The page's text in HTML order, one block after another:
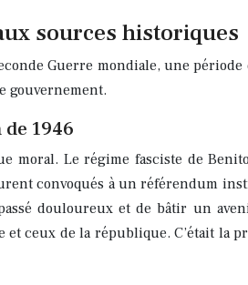
sources historiques
Guerre mondiale, une
gouvernement.
1946
moral. Le régime fasciste de
convoqués à un référendum
douloureux et de bâtir un
ceux de la république. C’était